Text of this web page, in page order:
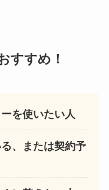
すすめ！
を使いたい人
、または契約予